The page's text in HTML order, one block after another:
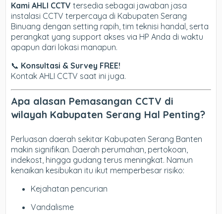
Kami AHLI CCTV tersedia sebagai jawaban jasa
instalasi CCTV terpercaya di Kabupaten Serang
Binuang dengan setting rapih, tim teknisi handal, serta
perangkat yang support akses via HP Anda di waktu
apapun dari lokasi manapun.
📞 Konsultasi & Survey FREE!
Kontak AHLI CCTV saat ini juga.
Apa alasan Pemasangan CCTV di
wilayah Kabupaten Serang Hal Penting?
Perluasan daerah sekitar Kabupaten Serang Banten
makin signifikan. Daerah perumahan, pertokoan,
indekost, hingga gudang terus meningkat. Namun
kenaikan kesibukan itu ikut memperbesar risiko:
Kejahatan pencurian
Vandalisme